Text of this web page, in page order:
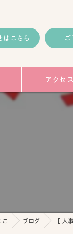
はこちら
アクセス
こ ブログ 【 大